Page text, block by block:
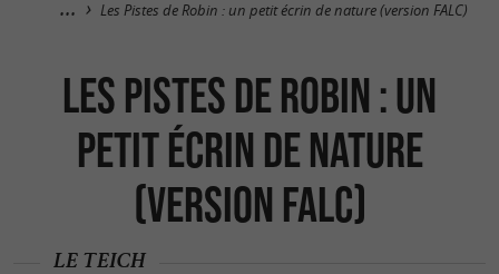
Les Pistes de Robin : un petit écrin de nature (version FALC)
Les Pistes de Robin : un
petit écrin de nature
(version FALC)
LE TEICH